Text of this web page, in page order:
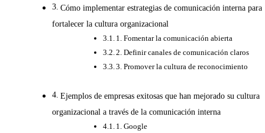
Cómo implementar estrategias de comunicación interna para
fortalecer la cultura organizacional
1. Fomentar la comunicación abierta
2. Definir canales de comunicación claros
3. Promover la cultura de reconocimiento
Ejemplos de empresas exitosas que han mejorado su cultura
organizacional a través de la comunicación interna
1. Google